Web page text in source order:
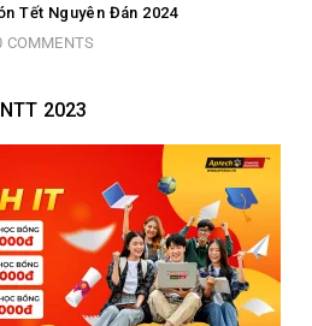
Tết Nguyên Đán 2024
COMMENTS
2023